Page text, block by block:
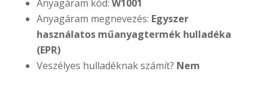
Anyagáram kód: W1001
Anyagáram megnevezés: Egyszer
használatos műanyagtermék hulladéka
(EPR)
Veszélyes hulladéknak számít? Nem